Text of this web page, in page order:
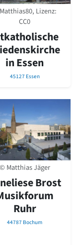
Lizenz:
CC0
in Essen
45127 Essen
© Matthias Jäger
Brost
Ruhr
44787 Bochum